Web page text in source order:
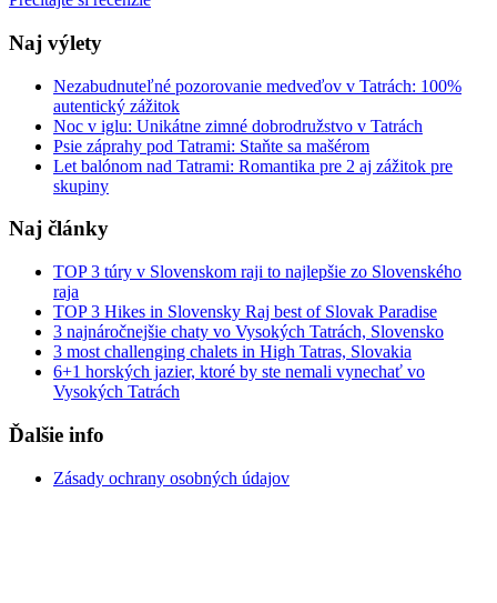
Naj výlety
Nezabudnuteľné pozorovanie medveďov v Tatrách: 100%
autentický zážitok
Noc v iglu: Unikátne zimné dobrodružstvo v Tatrách
Psie záprahy pod Tatrami: Staňte sa mašérom
Let balónom nad Tatrami: Romantika pre 2 aj zážitok pre
skupiny
Naj články
TOP 3 túry v Slovenskom raji to najlepšie zo Slovenského
raja
TOP 3 Hikes in Slovensky Raj best of Slovak Paradise
3 najnáročnejšie chaty vo Vysokých Tatrách, Slovensko
3 most challenging chalets in High Tatras, Slovakia
6+1 horských jazier, ktoré by ste nemali vynechať vo
Vysokých Tatrách
Ďalšie info
Zásady ochrany osobných údajov